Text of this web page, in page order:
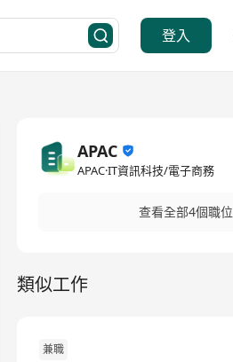
登入
APAC
APAC·IT資訊科技/電子商務
查看全部4個職位
類似工作
兼職